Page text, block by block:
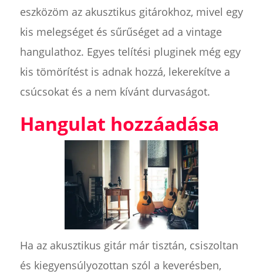
eszközöm az akusztikus gitárokhoz, mivel egy
kis melegséget és sűrűséget ad a vintage
hangulathoz. Egyes telítési pluginek még egy
kis tömörítést is adnak hozzá, lekerekítve a
csúcsokat és a nem kívánt durvaságot.
Hangulat hozzáadása
Ha az akusztikus gitár már tisztán, csiszoltan
és kiegyensúlyozottan szól a keverésben,